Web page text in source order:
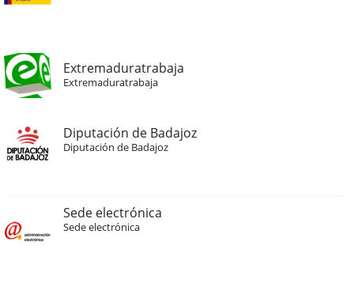
Extremaduratrabaja
Extremaduratrabaja
Diputación de Badajoz
Diputación de Badajoz
Sede electrónica
Sede electrónica